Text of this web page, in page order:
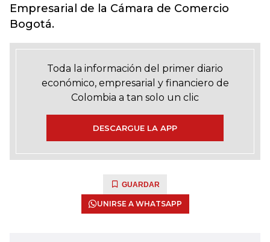
Empresarial de la Cámara de Comercio
Bogotá.
Toda la información del primer diario
económico, empresarial y financiero de
Colombia a tan solo un clic
DESCARGUE LA APP
GUARDAR
UNIRSE A WHATSAPP